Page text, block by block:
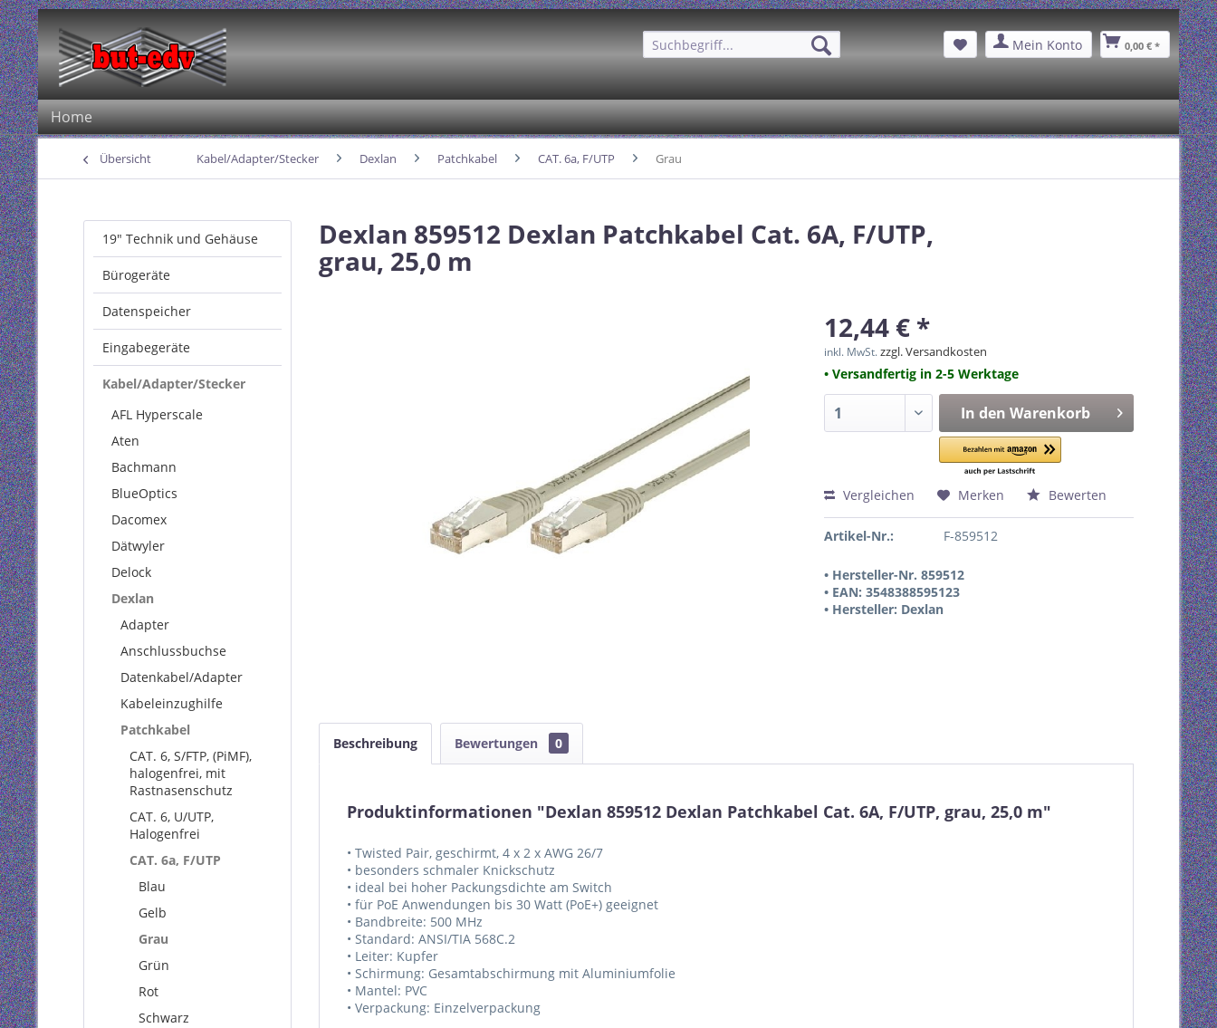
Mein Konto 0,00 € *
Home
Übersicht Kabel/Adapter/Stecker Dexlan Patchkabel CAT. 6a, F/UTP Grau
19" Technik und Gehäuse
Bürogeräte
Datenspeicher
Eingabegeräte
Kabel/Adapter/Stecker
AFL Hyperscale
Aten
Bachmann
BlueOptics
Dacomex
Dätwyler
Delock
Dexlan
Adapter
Anschlussbuchse
Datenkabel/Adapter
Kabeleinzughilfe
Patchkabel
CAT. 6, S/FTP, (PiMF),
halogenfrei, mit
Rastnasenschutz
CAT. 6, U/UTP,
Halogenfrei
CAT. 6a, F/UTP
Blau
Gelb
Grau
Grün
Rot
Schwarz
Dexlan 859512 Dexlan Patchkabel Cat. 6A, F/UTP,
grau, 25,0 m
12,44 € *
inkl. MwSt.zzgl. Versandkosten
• Versandfertig in 2-5 Werktage
In den Warenkorb
Vergleichen Merken Bewerten
Artikel-Nr.: F-859512
• Hersteller-Nr. 859512
• EAN: 3548388595123
• Hersteller: Dexlan
Beschreibung Bewertungen 0
Produktinformationen "Dexlan 859512 Dexlan Patchkabel Cat. 6A, F/UTP, grau, 25,0 m"
• Twisted Pair, geschirmt, 4 x 2 x AWG 26/7
• besonders schmaler Knickschutz
• ideal bei hoher Packungsdichte am Switch
• für PoE Anwendungen bis 30 Watt (PoE+) geeignet
• Bandbreite: 500 MHz
• Standard: ANSI/TIA 568C.2
• Leiter: Kupfer
• Schirmung: Gesamtabschirmung mit Aluminiumfolie
• Mantel: PVC
• Verpackung: Einzelverpackung